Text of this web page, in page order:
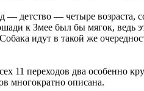
— детство — четыре возраста,
к Змее был бы мягок, ведь
идут в такой же
11 переходов два особенно
многократно описана.